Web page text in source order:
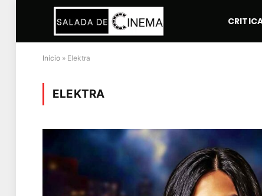
Início » Elektra
ELEKTRA